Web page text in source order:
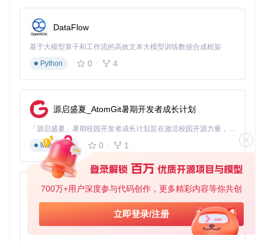
700万+用户深度参与代码创作，更多精彩内容等你共创
立即登录/注册
Linux桌面环境多样性导致窗口管理API不一致
方案
windowManager.addListener(this);
final windowOptions = WindowOptions(
  size: windowSize,
  minimumSize:
const Size(
  title:
'AppFlowy'
// 根据平台选择不同实现
(UniversalPlatform.isWindows) {
_initWindowsWindow(); // BitsDojo Window实现
// window_manager包实现
DataFlow
基于大模型算子和工作流的高效文本大模型训练数据合成框架
Python
0 4
源启盛夏_AtomGit暑期开发者成长计划
「源启盛夏」暑期校园开发者成长计划旨在激活校园开源力量，通过积分激励、认证扶持、资源倾斜等形式，引导高校组织和开发者完成「入驻 — 建项目 — 做贡献 — 获认证 — 得资源」的完整闭环。无论你是想带领社团入驻平台的组织者，还是希望用代码贡献证明自己的开发者，都能在这里找到属于你的成长路径。
Markdown
0 1
py-xiaozhi
基于Python的Xiaozhi AI，适用于想要完整Xiaozhi体验而无需拥有专用硬件的用户。
Python
0 1